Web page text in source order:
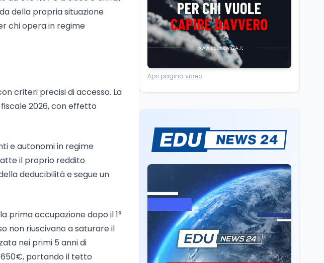
della propria situazione
chi opera in regime
criteri precisi di accesso. La
2026, con effetto
e autonomi in regime
il proprio reddito
deducibilità e segue un
prima occupazione dopo il 1°
non riuscivano a saturare il
nei primi 5 anni di
portando il tetto
Cultura 6 ago
Francesco Guccini si è
spento a Pàvana: addio
al Maestrone
Ricerca6 ago
Un secolo di Warburg: il
Il rivelatore che 'vede' i
reattori spenti
roccia
Scuola6 ago
Posizioni economiche
ATA: la matematica
degli arretrati fino a
4.150 euro
Cultura6 ago
Spesa culturale in
Lombardia da record,
Apri pagina video